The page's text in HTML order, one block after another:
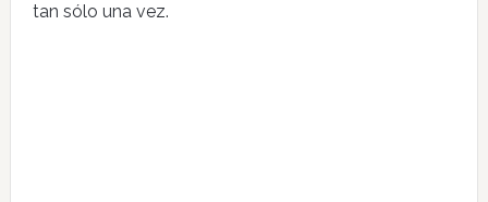
tan sólo una vez.